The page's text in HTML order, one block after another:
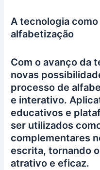
A tecnologia como
alfabetização
Com o avanço da
novas
processo de
e interativo.
educativos e
ser utilizados
complementares
escrita, tornando
atrativo e eficaz.